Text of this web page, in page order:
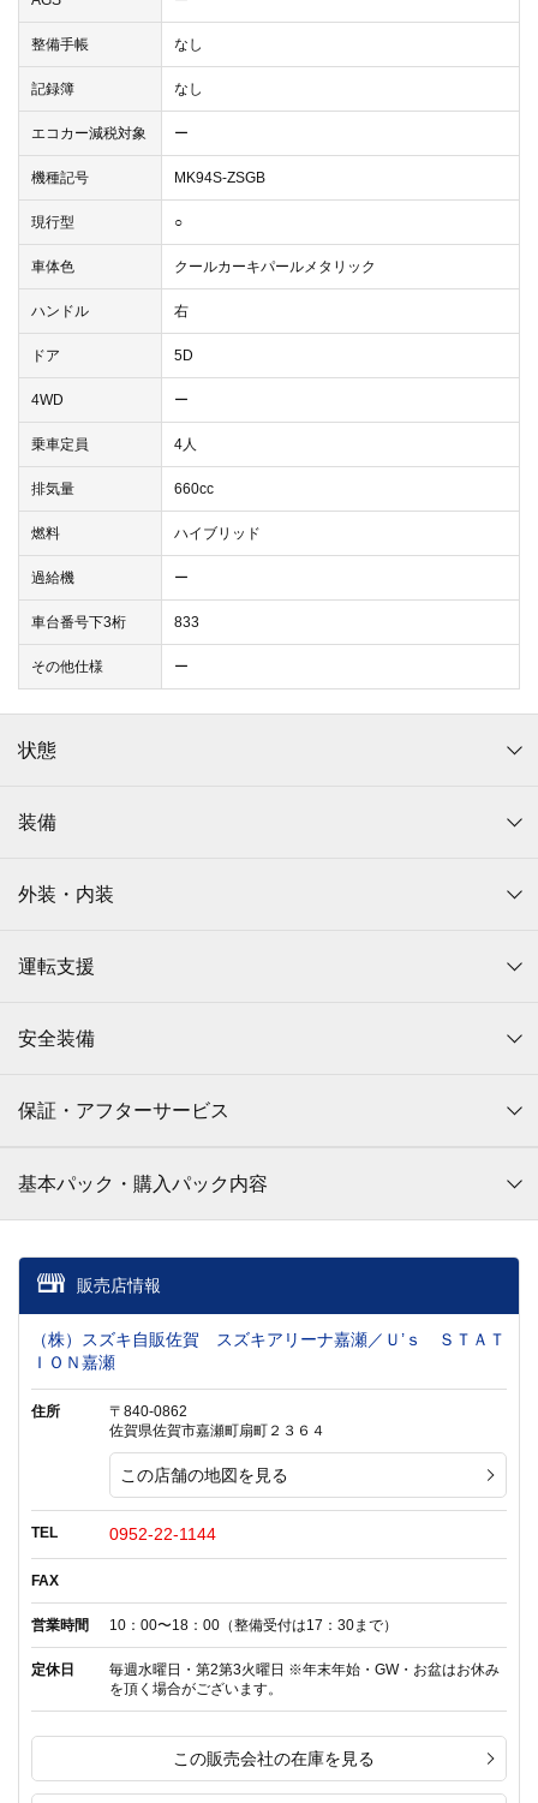
整備手帳 なし
記録簿 なし
エコカー減税対象 ー
機種記号 MK94S-ZSGB
現行型 ○
車体色 クールカーキパールメタリック
ハンドル 右
ドア 5D
4WD ー
乗車定員 4人
排気量 660cc
燃料 ハイブリッド
過給機 ー
車台番号下3桁 833
その他仕様 ー
状態
装備
外装・内装
運転支援
安全装備
保証・アフターサービス
基本パック・購入パック内容
販売店情報
（株）スズキ自販佐賀 スズキアリーナ嘉瀬／Ｕ’ｓ ＳＴＡＴ
ＩＯＮ嘉瀬
住所
〒840-0862
佐賀県佐賀市嘉瀬町扇町２３６４
この店舗の地図を見る
TEL 0952-22-1144
FAX
営業時間 10：00〜18：00（整備受付は17：30まで）
定休日
毎週水曜日・第2第3火曜日 ※年末年始・GW・お盆はお休み
を頂く場合がございます。
この販売会社の在庫を見る